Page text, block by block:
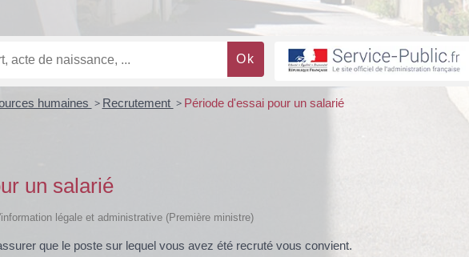
humaines > Recrutement > Période d'essai pour un salarié
un salarié
légale et administrative (Première ministre)
que le poste sur lequel vous avez été recruté vous convient.